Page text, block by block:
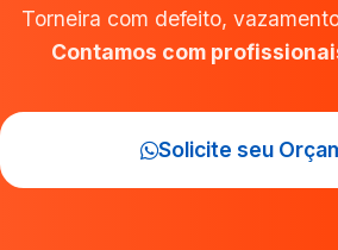
Torneira com defeito,
Contamos com
Solicite seu